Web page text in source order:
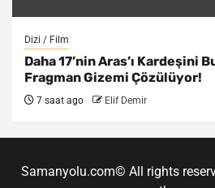
Dizi / Film
Daha 17’nin Aras’ı Kardeşini
Fragman Gizemi Çözülüyor!
7 saat ago Elif Demir
Samanyolu.com© All rights